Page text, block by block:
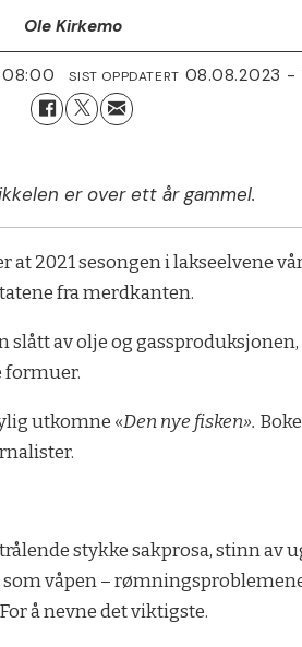
Ole Kirkemo
08:00 SIST OPPDATERT 08.08.2023 -
er over ett år gammel.
at 2021 sesongen i lakseelvene
fra merdkanten.
av olje og
formuer.
utkomne «Den nye fisken».
stykke sakprosa, stinn av
våpen –
å nevne det viktigste.